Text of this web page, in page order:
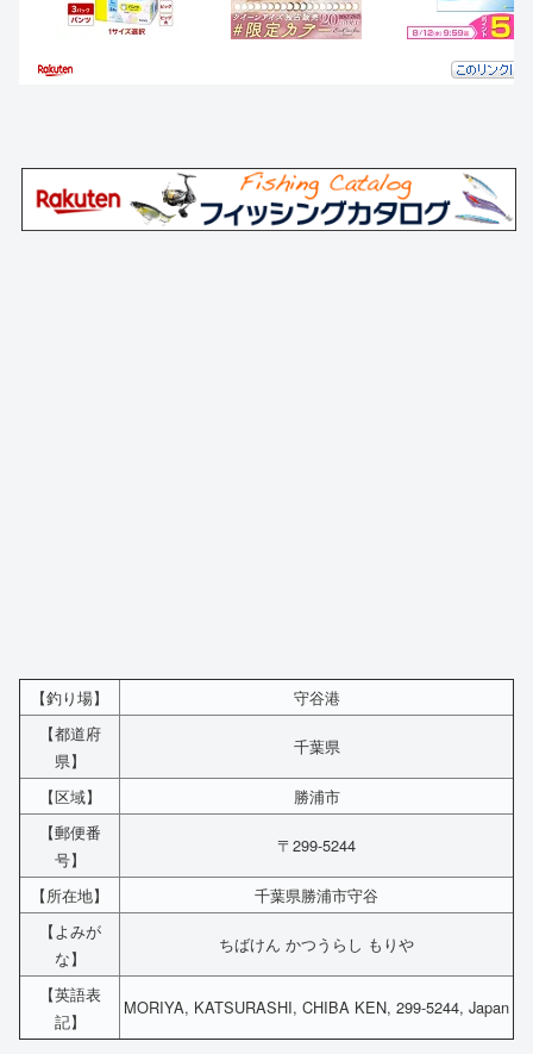
【釣り場】
守谷港
【都道府
県】
千葉県
【区域】
勝浦市
【郵便番
号】
〒299-5244
【所在地】
千葉県勝浦市守谷
【よみが
な】
ちばけん かつうらし もりや
【英語表
記】
MORIYA, KATSURASHI, CHIBA KEN, 299-5244, Japan